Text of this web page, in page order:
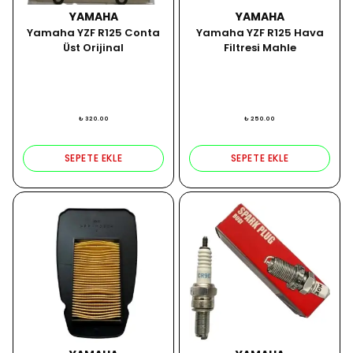
YAMAHA
Yamaha YZF R125 Conta
Üst Orijinal
₺ 320.00
SEPETE EKLE
YAMAHA
Yamaha YZF R125 Hava
Filtresi Mahle
₺ 250.00
SEPETE EKLE